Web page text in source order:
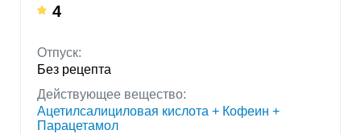
4
Отпуск:
Без рецепта
Действующее вещество:
Ацетилсалициловая кислота + Кофеин +
Парацетамол